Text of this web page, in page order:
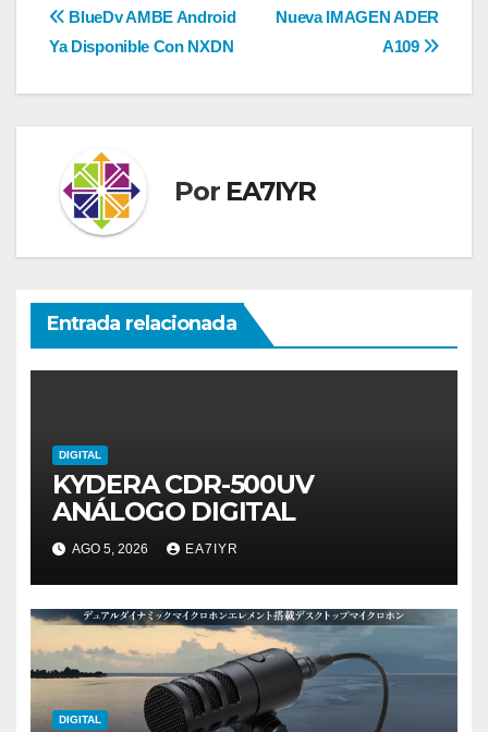
Navegación
Nueva IMAGEN ADER
A109
BlueDv AMBE Android
Ya Disponible Con NXDN
Por EA7IYR
Entrada relacionada
DIGITAL
KYDERA CDR-500UV
ANÁLOGO DIGITAL
AGO 5, 2026 EA7IYR
DIGITAL